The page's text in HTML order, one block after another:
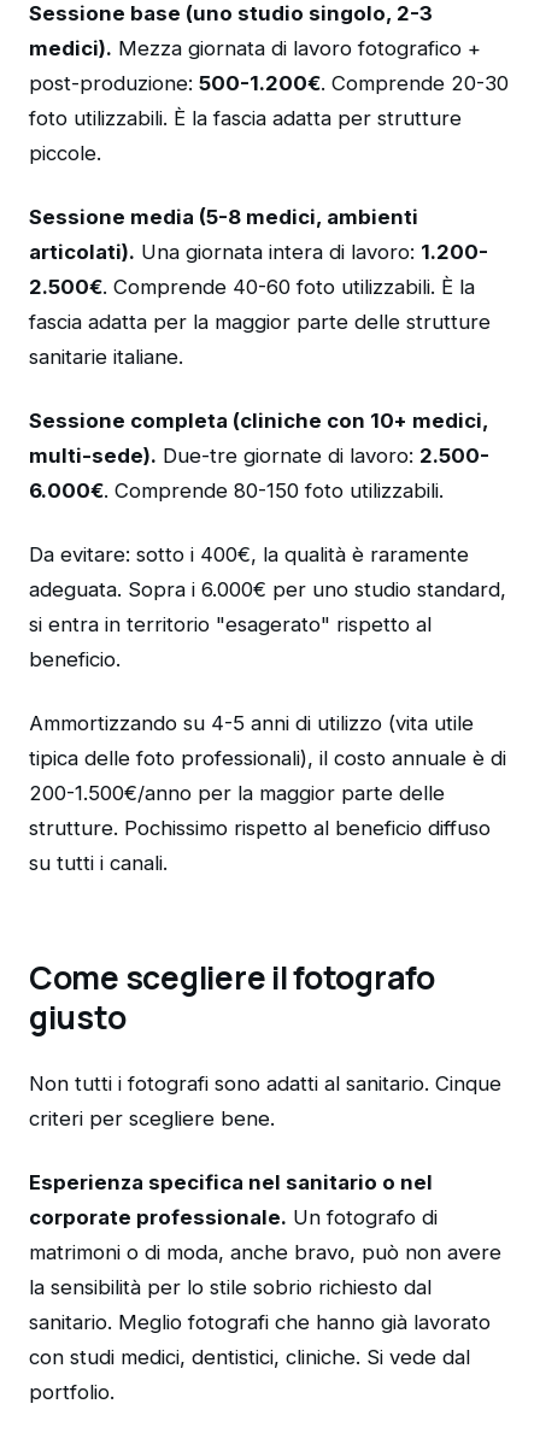
Sessione base (uno studio singolo, 2-3
medici). Mezza giornata di lavoro fotografico +
post-produzione: 500-1.200€. Comprende 20-30
foto utilizzabili. È la fascia adatta per strutture
piccole.
Sessione media (5-8 medici, ambienti
articolati). Una giornata intera di lavoro: 1.200-
2.500€. Comprende 40-60 foto utilizzabili. È la
fascia adatta per la maggior parte delle strutture
sanitarie italiane.
Sessione completa (cliniche con 10+ medici,
multi-sede). Due-tre giornate di lavoro: 2.500-
6.000€. Comprende 80-150 foto utilizzabili.
Da evitare: sotto i 400€, la qualità è raramente
adeguata. Sopra i 6.000€ per uno studio standard,
si entra in territorio "esagerato" rispetto al
beneficio.
Ammortizzando su 4-5 anni di utilizzo (vita utile
tipica delle foto professionali), il costo annuale è di
200-1.500€/anno per la maggior parte delle
strutture. Pochissimo rispetto al beneficio diffuso
su tutti i canali.
Come scegliere il fotografo
giusto
Non tutti i fotografi sono adatti al sanitario. Cinque
criteri per scegliere bene.
Esperienza specifica nel sanitario o nel
corporate professionale. Un fotografo di
matrimoni o di moda, anche bravo, può non avere
la sensibilità per lo stile sobrio richiesto dal
sanitario. Meglio fotografi che hanno già lavorato
con studi medici, dentistici, cliniche. Si vede dal
portfolio.